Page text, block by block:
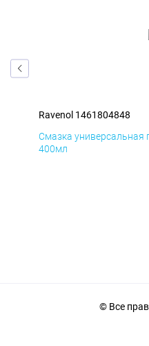
Ravenol 1461804848
Смазка универсальная
400мл
© Все